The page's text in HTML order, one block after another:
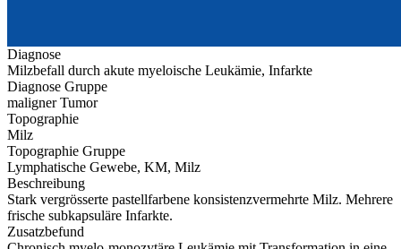
Diagnose
Milzbefall durch akute myeloische Leukämie, Infarkte
Diagnose Gruppe
maligner Tumor
Topographie
Milz
Topographie Gruppe
Lymphatische Gewebe, KM, Milz
Beschreibung
Stark vergrösserte pastellfarbene konsistenzvermehrte Milz. Mehrere
frische subkapsuläre Infarkte.
Zusatzbefund